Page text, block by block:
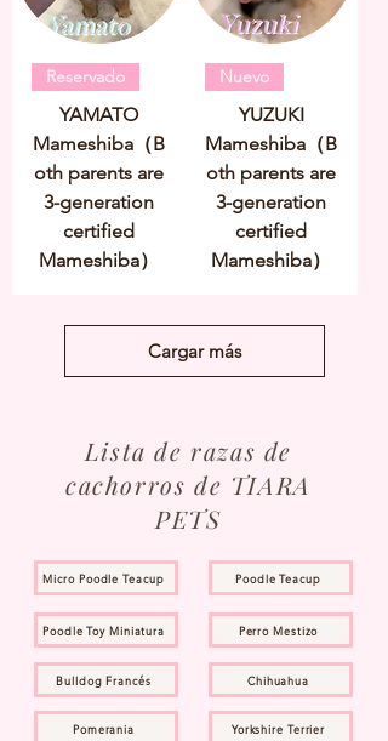
Reservado
YAMATO
Mameshiba（B
oth parents are
3-generation
certified
Mameshiba）
Nuevo
YUZUKI
Mameshiba（B
oth parents are
3-generation
certified
Mameshiba）
Cargar más
Lista de razas de
cachorros de TIARA
PETS
Micro Poodle Teacup
Poodle Toy Miniatura
Bulldog Francés
Pomerania
Poodle Teacup
Perro Mestizo
Chihuahua
Yorkshire Terrier